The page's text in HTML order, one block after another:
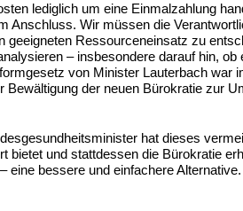
lediglich um eine Einmalzahlung
Anschluss. Wir müssen die
geeigneten Ressourceneinsatz zu
– insbesondere darauf hin, ob
von Minister Lauterbach war
der neuen Bürokratie zur
hat dieses
bietet und stattdessen die Bürokratie
bessere und einfachere